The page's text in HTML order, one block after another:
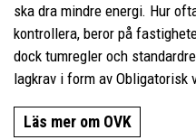
ska dra mindre energi. Hur
kontrollera, beror på
dock tumregler och
lagkrav i form av Obligatorisk
Läs mer om OVK